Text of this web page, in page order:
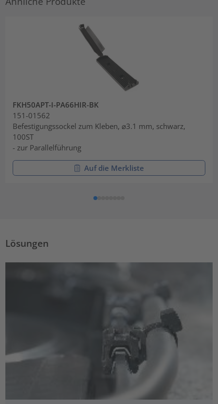
FKH50APT-I-PA66HIR-BK
151-01562
Befestigungssockel zum Kleben, ⌀3.1 mm, schwarz,
100ST
- zur Parallelführung
Auf die Merkliste
Lösungen